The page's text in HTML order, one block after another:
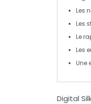
Les
Les
Le
Les
Une
Digital